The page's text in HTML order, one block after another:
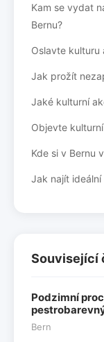
Kam se vydat
Bernu?
Oslavte kulturu
Jak prožít
Jaké kulturní
Objevte
Kde si v Bernu
Jak najít
Související
Podzimní
Bern